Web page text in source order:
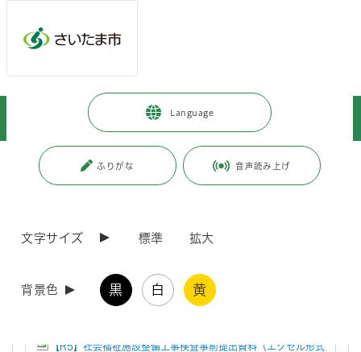
Language
ふりがな 音声読み上げ
文字サイズ 標準 拡大
背景色 黒 白 黄
事業者向けの情報 > 届出・手続き 福祉
社会福祉施設整備工事検査調書について
更新日付：2024年4月1日 / ページ番号：C008439
社会福祉施設整備工事検査を実施するに当たり、次の検査調書を使用し
関連ダウンロードファイル
【R5】社会福祉施設整備工事検査事前提出資料（エクセル形式